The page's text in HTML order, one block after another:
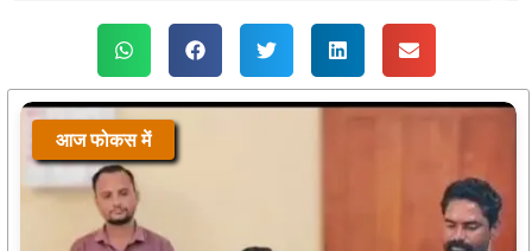
आज फोकस में